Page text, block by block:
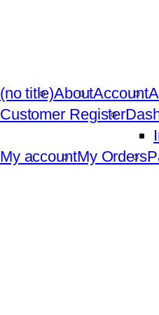
(no title)AboutAccount
Customer Register
My accountMy Orders